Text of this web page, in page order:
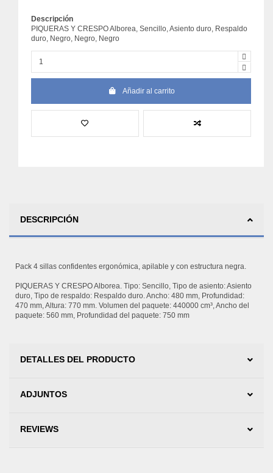
Descripción
PIQUERAS Y CRESPO Alborea, Sencillo, Asiento duro, Respaldo
duro, Negro, Negro, Negro
Añadir al carrito
DESCRIPCIÓN
Pack 4 sillas confidentes ergonómica, apilable y con estructura negra.
PIQUERAS Y CRESPO Alborea. Tipo: Sencillo, Tipo de asiento: Asiento
duro, Tipo de respaldo: Respaldo duro. Ancho: 480 mm, Profundidad:
470 mm, Altura: 770 mm. Volumen del paquete: 440000 cm³, Ancho del
paquete: 560 mm, Profundidad del paquete: 750 mm
DETALLES DEL PRODUCTO
ADJUNTOS
REVIEWS